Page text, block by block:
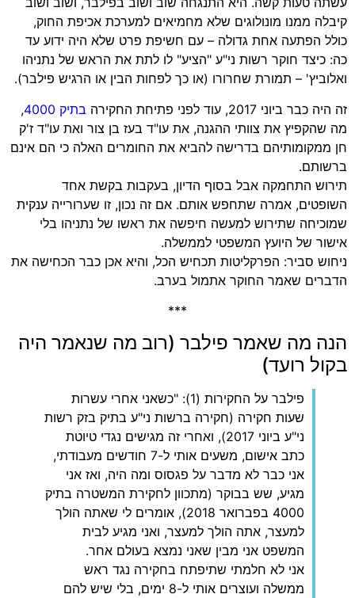
קיבלה ממנו מונולוגים שלא מחמיאים למערכת אכיפת החוק,
כולל הפתעה אחת גדולה – עם חשיפת פרט שלא היה ידוע עד
כה: כיצד חוקר רשות ני"ע "הציע" לו לתת את הראש של נתניהו
ואלוביץ' – תמורת שחרורו (או כך לפחות הבין או הרגיש פילבר).
זה היה כבר ביוני 2017, עוד לפני פתיחת החקירה
בתיק 4000
,
מה שהקפיץ את צוותי ההגנה, את עו"ד בעז בן צור ואת עו"ד ז'ק
חן ממקומותיהם בדרישה להביא את החומרים האלה כי הם אינם
ברשותם.
תירוש התחמקה אבל בסוף הדיון, בעקבות בקשת אחד
השופטים, אמרה שתחפש אותם. אם זה נכון, זו שערורייה ענקית
שמוכיחה שתירוש למעשה חיפשה את ראשו של נתניהו בלי
אישור של היועץ המשפטי לממשלה.
ניחוש סביר: הפרקליטות תכחיש הכל, והיא אכן כבר הכחישה את
הדברים שאמר החוקר אתמול בערב.
***
הנה מה שאמר פילבר (רוב מה שנאמר היה
בקול רועד)
פילבר על החקירות (1): "כשאני אחרי עשרות
שעות חקירה (חקירה ברשות ני"ע בתיק בזק רשות
ני"ע ביוני 2017), ואחרי זה מגישים נגדי טיוטת
כתב אישום, משעים אותי ל-7 חודשים מעבודתי,
אני כבר לא מדבר על פגסוס ומה היה, ואז אני
מגיע, שש בבוקר (מתכוון לחקירת המשטרה בתיק
4000 בפברואר 2018), אומרים לי שאתה הולך
למעצר, אתה הולך למעצר, ואני מגיע לבית
המשפט אני מבין שאני נמצא בעולם אחר.
אני לא חלמתי שתיפתח בחקירה נגד ראש
ממשלה ועוצרים אותי ל-8 ימים, בלי שיש להם